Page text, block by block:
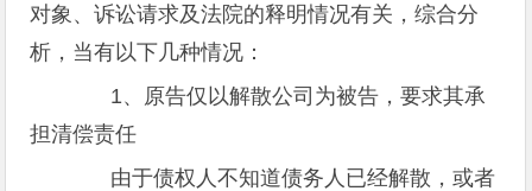
对象、诉讼请求及法院的释明情况有关，综合分
析，当有以下几种情况：
1、原告仅以解散公司为被告，要求其承
担清偿责任
由于债权人不知道债务人已经解散，或者